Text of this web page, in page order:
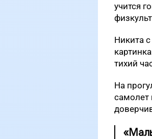
учится
Никита
тихий
На
самолет